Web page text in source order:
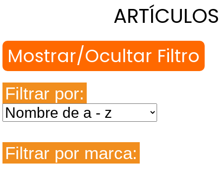
Filtrar por:
Filtrar por marca: